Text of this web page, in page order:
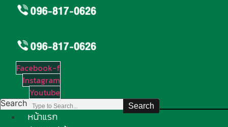
Facebook-f
Instagram
Youtube
Search Search
หน้าแรก